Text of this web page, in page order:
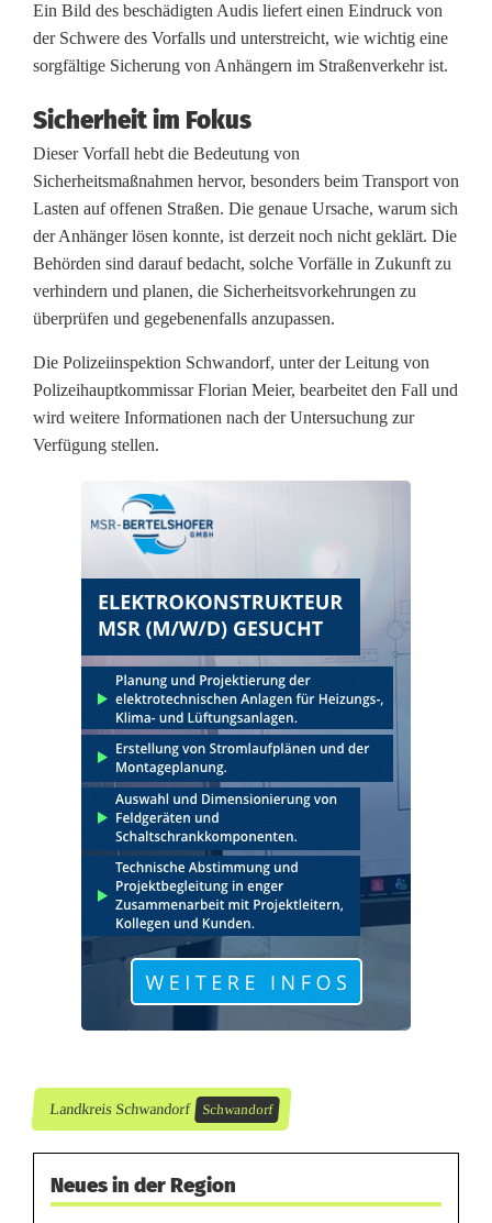
:
T
r
a
k
t
o
r
a
n
h
k
e
Ein Bild des beschädigten Audis liefert einen Eindruck von
der Schwere des Vorfalls und unterstreicht, wie wichtig eine
sorgfältige Sicherung von Anhängern im Straßenverkehr ist.
Sicherheit im Fokus
Dieser Vorfall hebt die Bedeutung von
Sicherheitsmaßnahmen hervor, besonders beim Transport von
Lasten auf offenen Straßen. Die genaue Ursache, warum sich
der Anhänger lösen konnte, ist derzeit noch nicht geklärt. Die
Behörden sind darauf bedacht, solche Vorfälle in Zukunft zu
verhindern und planen, die Sicherheitsvorkehrungen zu
überprüfen und gegebenenfalls anzupassen.
Die Polizeiinspektion Schwandorf, unter der Leitung von
Polizeihauptkommissar Florian Meier, bearbeitet den Fall und
wird weitere Informationen nach der Untersuchung zur
Verfügung stellen.
Landkreis Schwandorf Schwandorf
Neues in der Region